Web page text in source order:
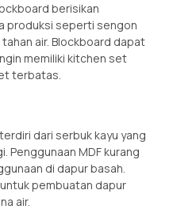
berisikan
produksi seperti sengon
air. Blockboard dapat
memiliki kitchen set
terbatas.
dari serbuk kayu yang
Penggunaan MDF kurang
di dapur basah.
pembuatan dapur
air.